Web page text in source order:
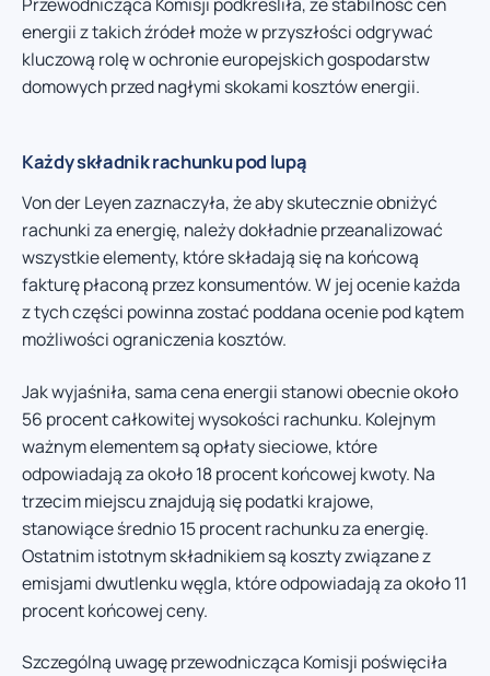
energii z takich źródeł może w przyszłości odgrywać
kluczową rolę w ochronie europejskich gospodarstw
domowych przed nagłymi skokami kosztów energii.
Każdy składnik rachunku pod lupą
Von der Leyen zaznaczyła, że aby skutecznie obniżyć
rachunki za energię, należy dokładnie przeanalizować
wszystkie elementy, które składają się na końcową
fakturę płaconą przez konsumentów. W jej ocenie każda
z tych części powinna zostać poddana ocenie pod kątem
możliwości ograniczenia kosztów.
Jak wyjaśniła, sama cena energii stanowi obecnie około
56 procent całkowitej wysokości rachunku. Kolejnym
ważnym elementem są opłaty sieciowe, które
odpowiadają za około 18 procent końcowej kwoty. Na
trzecim miejscu znajdują się podatki krajowe,
stanowiące średnio 15 procent rachunku za energię.
Ostatnim istotnym składnikiem są koszty związane z
emisjami dwutlenku węgla, które odpowiadają za około 11
procent końcowej ceny.
Szczególną uwagę przewodnicząca Komisji poświęciła